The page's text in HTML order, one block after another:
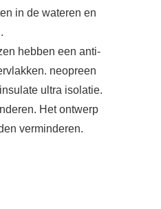
in de wateren en
hebben een anti-
neopreen
ultra isolatie.
Het ontwerp
verminderen.